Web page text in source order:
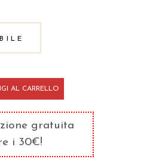
AL CARRELLO
gratuita
i 30€!